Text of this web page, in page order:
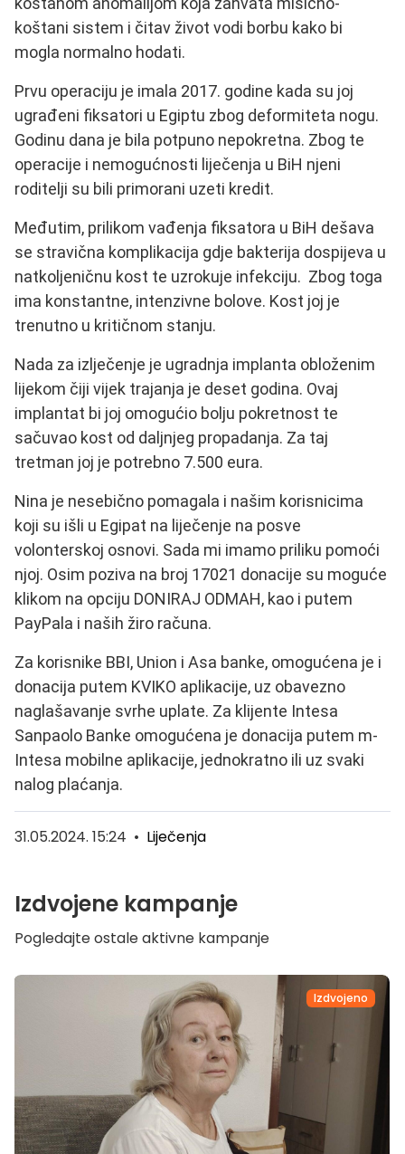
koštani sistem i čitav život vodi borbu kako bi
mogla normalno hodati.
Prvu operaciju je imala 2017. godine kada su joj
ugrađeni fiksatori u Egiptu zbog deformiteta nogu.
Godinu dana je bila potpuno nepokretna. Zbog te
operacije i nemogućnosti liječenja u BiH njeni
roditelji su bili primorani uzeti kredit.
Međutim, prilikom vađenja fiksatora u BiH dešava
se stravična komplikacija gdje bakterija dospijeva u
natkoljeničnu kost te uzrokuje infekciju. Zbog toga
ima konstantne, intenzivne bolove. Kost joj je
trenutno u kritičnom stanju.
Nada za izlječenje je ugradnja implanta obloženim
lijekom čiji vijek trajanja je deset godina. Ovaj
implantat bi joj omogućio bolju pokretnost te
sačuvao kost od daljnjeg propadanja. Za taj
tretman joj je potrebno 7.500 eura.
Nina je nesebično pomagala i našim korisnicima
koji su išli u Egipat na liječenje na posve
volonterskoj osnovi. Sada mi imamo priliku pomoći
njoj. Osim poziva na broj 17021 donacije su moguće
klikom na opciju DONIRAJ ODMAH, kao i putem
PayPala i naših žiro računa.
Za korisnike BBI, Union i Asa banke, omogućena je i
donacija putem KVIKO aplikacije, uz obavezno
naglašavanje svrhe uplate. Za klijente Intesa
Sanpaolo Banke omogućena je donacija putem m-
Intesa mobilne aplikacije, jednokratno ili uz svaki
nalog plaćanja.
31.05.2024. 15:24 • Liječenja
Izdvojene kampanje
Pogledajte ostale aktivne kampanje
Izdvojeno